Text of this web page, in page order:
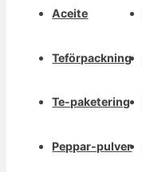
Aceite
Teförpackning
Te-paketering
Peppar-pulver